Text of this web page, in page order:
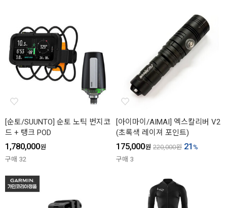
[순토/SUUNTO] 순토 노틱 번지코
드 + 탱크 POD
1,780,000원
구매 32
[아이마이/AIMAI] 엑스칼리버 V2
(초록색 레이져 포인트)
175,000원 220,000원 21 %
구매 3